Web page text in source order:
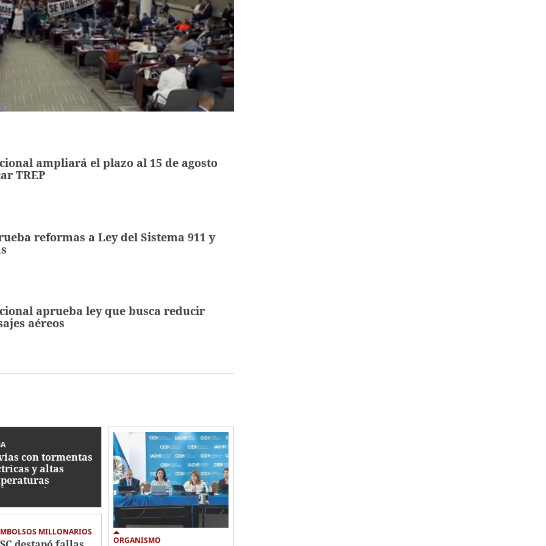
ampliará el plazo al 15 de agosto
TREP
reformas a Ley del Sistema 911 y
aprueba ley que busca reducir
aéreos
con tormentas
y altas
este
MILLONARIOS
ORGANISMO